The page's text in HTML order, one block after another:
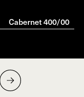
Cabernet 400/00